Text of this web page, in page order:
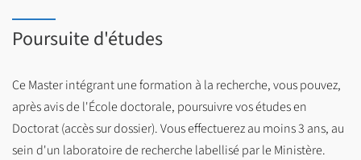
Poursuite d'études
Ce Master intégrant une formation à la recherche, vous pouvez,
après avis de l'École doctorale, poursuivre vos études en
Doctorat (accès sur dossier). Vous effectuerez au moins 3 ans, au
sein d'un laboratoire de recherche labellisé par le Ministère.